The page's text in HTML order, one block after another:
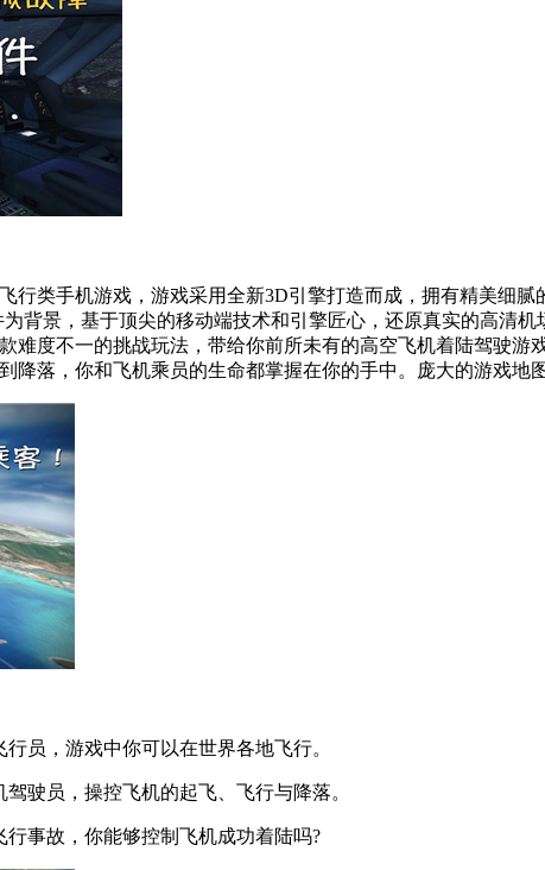
行类手机游戏，游戏采用全新3D引擎打造而成，拥有精美细
背景，基于顶尖的移动端技术和引擎匠心，还原真实的高清
难度不一的挑战玩法，带给你前所未有的高空飞机着陆驾驶
降落，你和飞机乘员的生命都掌握在你的手中。庞大的游戏
员，游戏中你可以在世界各地飞行。
驶员，操控飞机的起飞、飞行与降落。
事故，你能够控制飞机成功着陆吗?